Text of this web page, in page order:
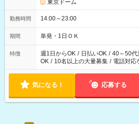
東京ドーム
勤務時間 14:00～23:00
期間 単発・1日ＯＫ
特徴 週1日からOK / 日払いOK / 40～50代
OK / 10名以上の大量募集 / 電話対応
気になる！ 応募する